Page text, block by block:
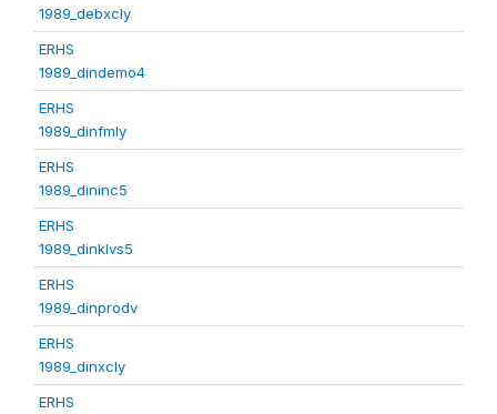
1989_debxcly
ERHS
1989_dindemo4
ERHS
1989_dinfmly
ERHS
1989_dininc5
ERHS
1989_dinklvs5
ERHS
1989_dinprodv
ERHS
1989_dinxcly
ERHS